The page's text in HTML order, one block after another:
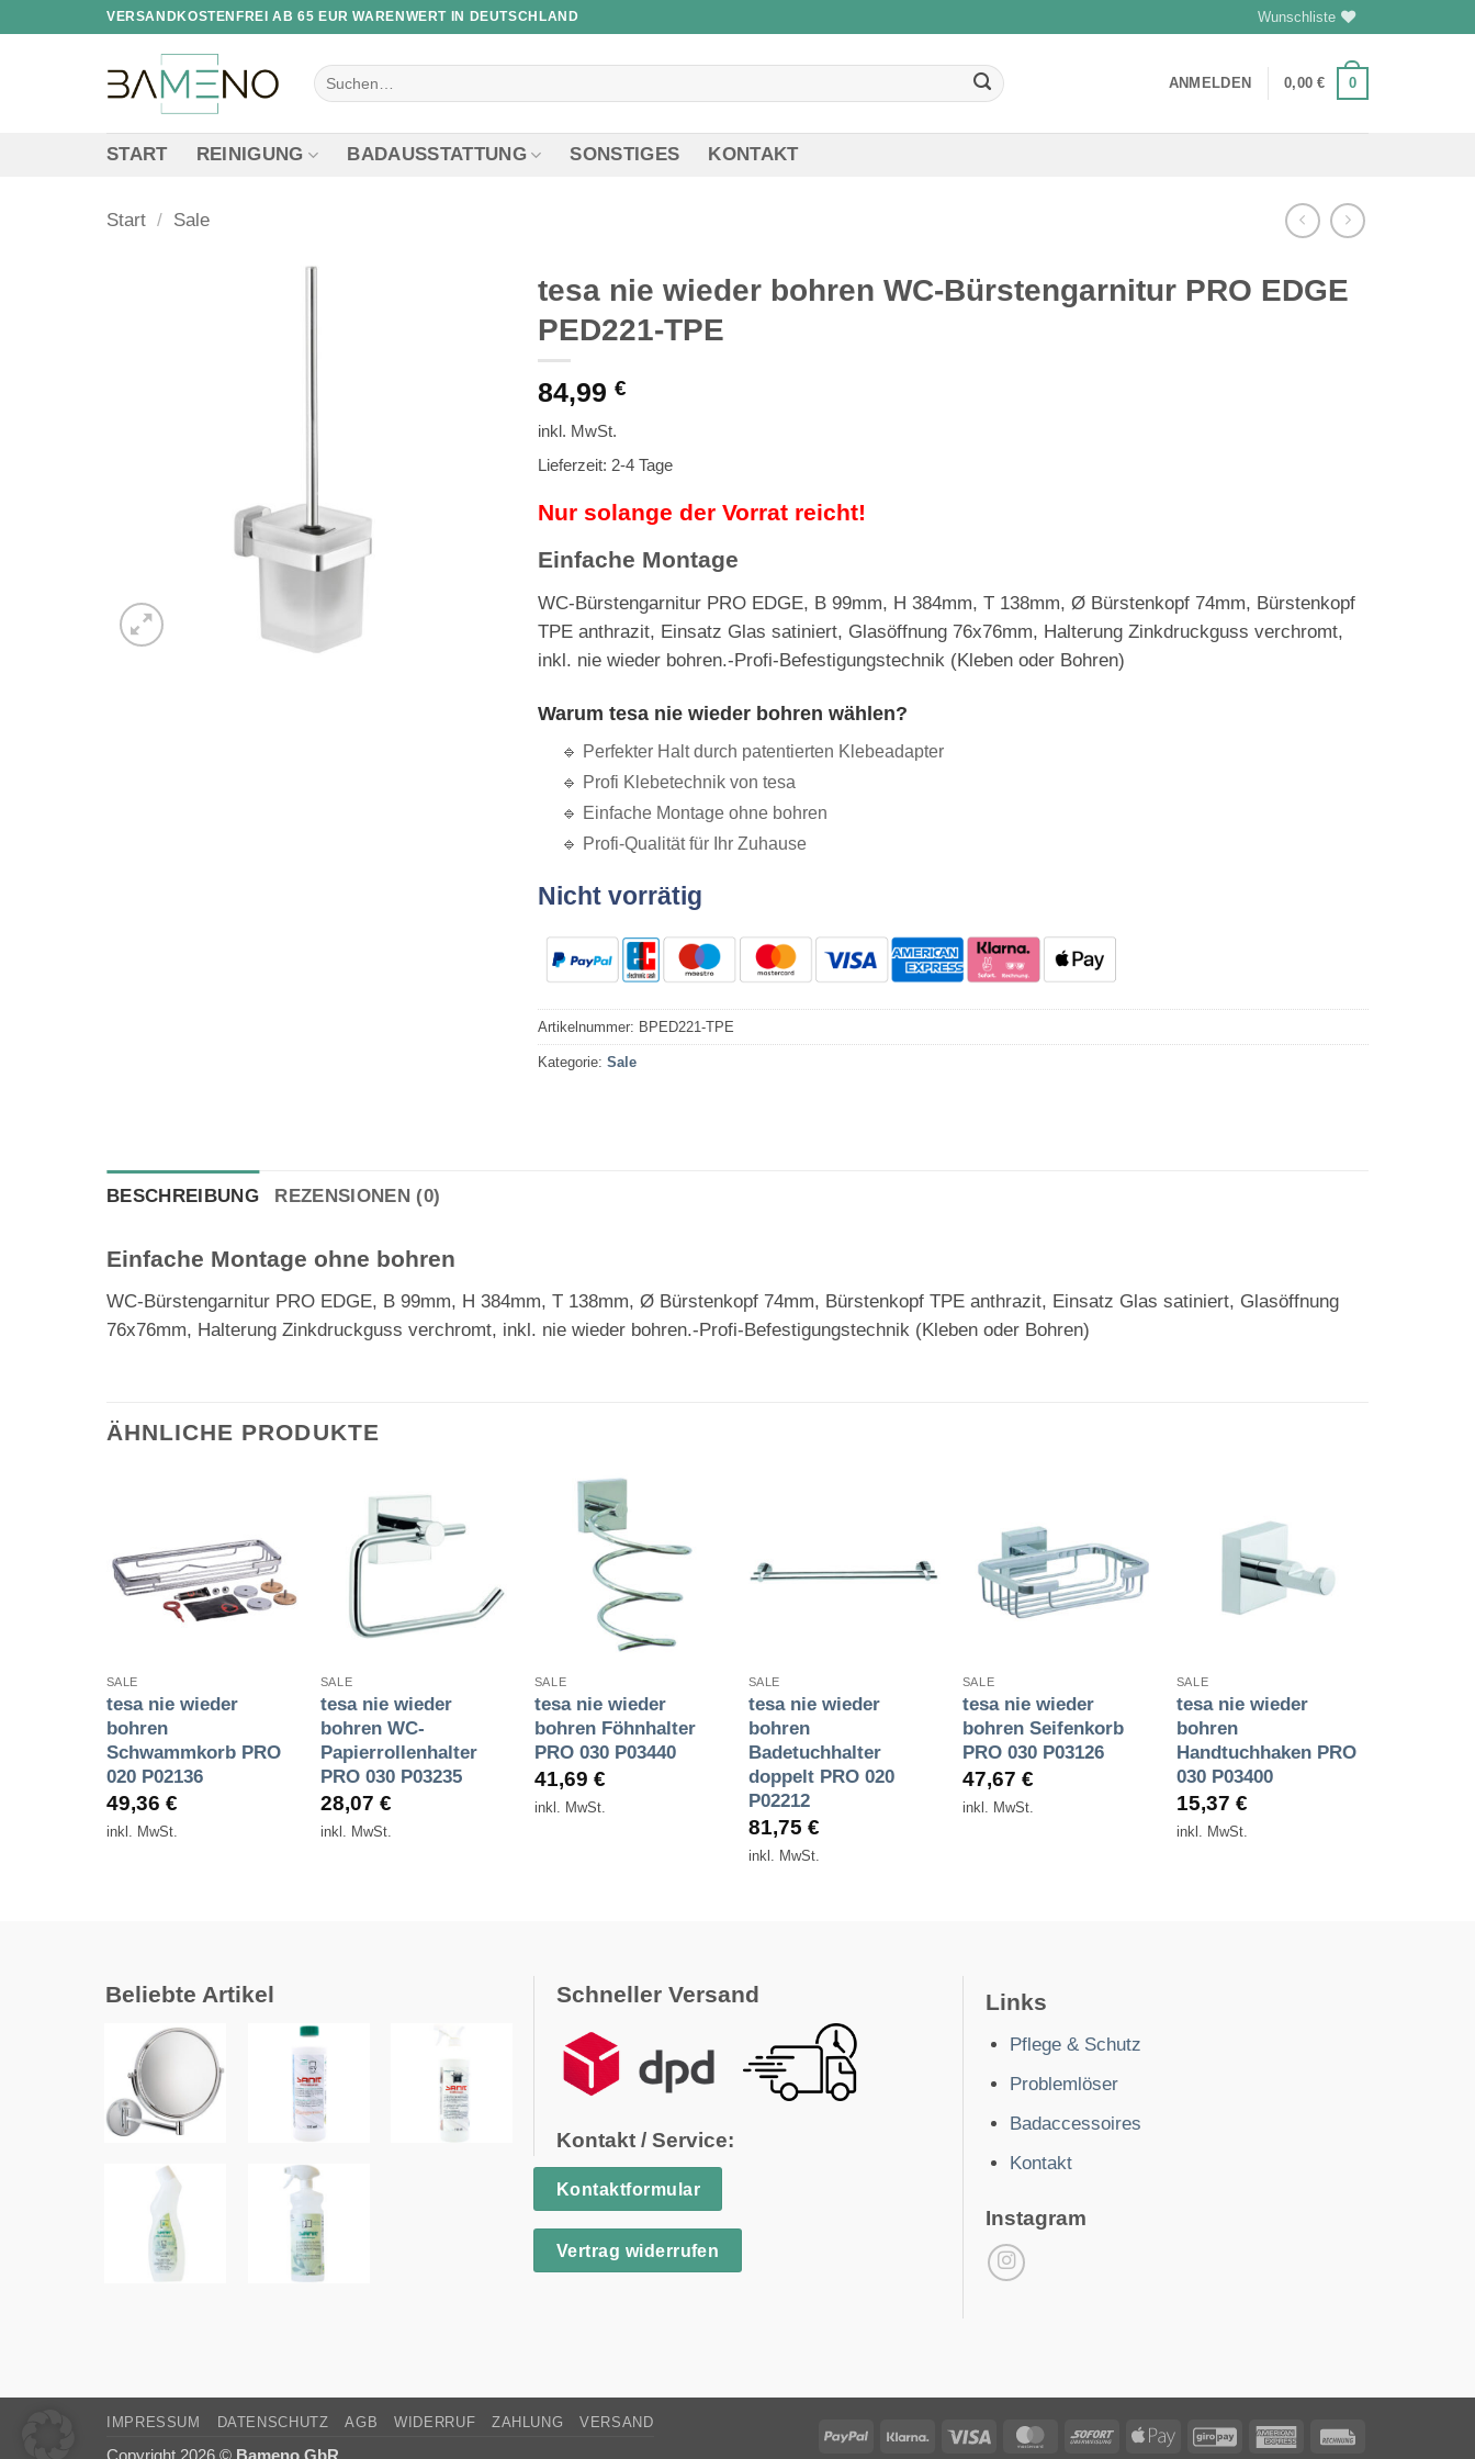
to
VERSANDKOSTENFREI AB 65 EUR WARENWERT IN DEUTSCHLAND Wunschliste
Suchen
nach:
ANMELDEN 0,00€ 0
START REINIGUNG BADAUSSTATTUNG SONSTIGES KONTAKT
Start / Sale
tesa nie wieder bohren WC-Bürstengarnitur PRO EDGE
PED221-TPE
84,99€
inkl. MwSt.
Lieferzeit: 2-4 Tage
Nur solange der Vorrat reicht!
Einfache Montage
WC-Bürstengarnitur PRO EDGE, B 99mm, H 384mm, T 138mm, Ø Bürstenkopf 74mm, Bürstenkopf
TPE anthrazit, Einsatz Glas satiniert, Glasöffnung 76x76mm, Halterung Zinkdruckguss verchromt,
inkl. nie wieder bohren.-Profi-Befestigungstechnik (Kleben oder Bohren)
Warum tesa nie wieder bohren wählen?
🔹 Perfekter Halt durch patentierten Klebeadapter
🔹 Profi Klebetechnik von tesa
🔹 Einfache Montage ohne bohren
🔹 Profi-Qualität für Ihr Zuhause
Nicht vorrätig
Artikelnummer: BPED221-TPE
Kategorie:Sale
BESCHREIBUNG REZENSIONEN (0)
Einfache Montage ohne bohren
WC-Bürstengarnitur PRO EDGE, B 99mm, H 384mm, T 138mm, Ø Bürstenkopf 74mm, Bürstenkopf TPE anthrazit, Einsatz Glas satiniert, Glasöffnung
76x76mm, Halterung Zinkdruckguss verchromt, inkl. nie wieder bohren.-Profi-Befestigungstechnik (Kleben oder Bohren)
ÄHNLICHE PRODUKTE
Zur
Wunschliste
hinzufügen
SALE
tesa nie wieder
bohren
Schwammkorb PRO
020 P02136
49,36 €
inkl. MwSt.
Zur
SALE
tesa nie wieder
bohren WC-
Papierrollenhalter
PRO 030 P03235
28,07 €
inkl. MwSt.
Wunschliste
SALE
tesa nie wieder
bohren Föhnhalter
PRO 030 P03440
41,69 €
inkl. MwSt.
hinzufügen
SALE
tesa nie wieder
bohren
Badetuchhalter
doppelt PRO 020
P02212
81,75 €
inkl. MwSt.
Wunschliste
hinzufügen
SALE
tesa nie wieder
bohren Seifenkorb
PRO 030 P03126
47,67 €
inkl. MwSt.
hinzufügen
SALE
tesa nie wieder
bohren
Handtuchhaken PRO
030 P03400
15,37 €
inkl. MwSt.
Beliebte Artikel
Wunschliste
hinzufügen
+
Zur
Wunschliste
hinzufügen
Zur
Wunschliste
hinzufügen
Zur
Wunschliste
hinzufügen
Zur
Wunschliste
hinzufügen
Schneller Versand
Kontakt / Service:
Kontaktformular
Vertrag widerrufen
Links
Pflege & Schutz
Problemlöser
Badaccessoires
Kontakt
Instagram
PayPal Klarna Visa MasterCard
Sofort
Apple
GiroPay
American
IMPRESSUM DATENSCHUTZ AGB WIDERRUF ZAHLUNG VERSAND
Copyright 2026 © Bameno GbR